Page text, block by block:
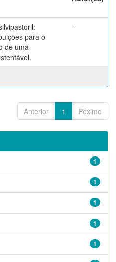
para o
de uma
-
Anterior 1 Póximo
1
1
1
1
1